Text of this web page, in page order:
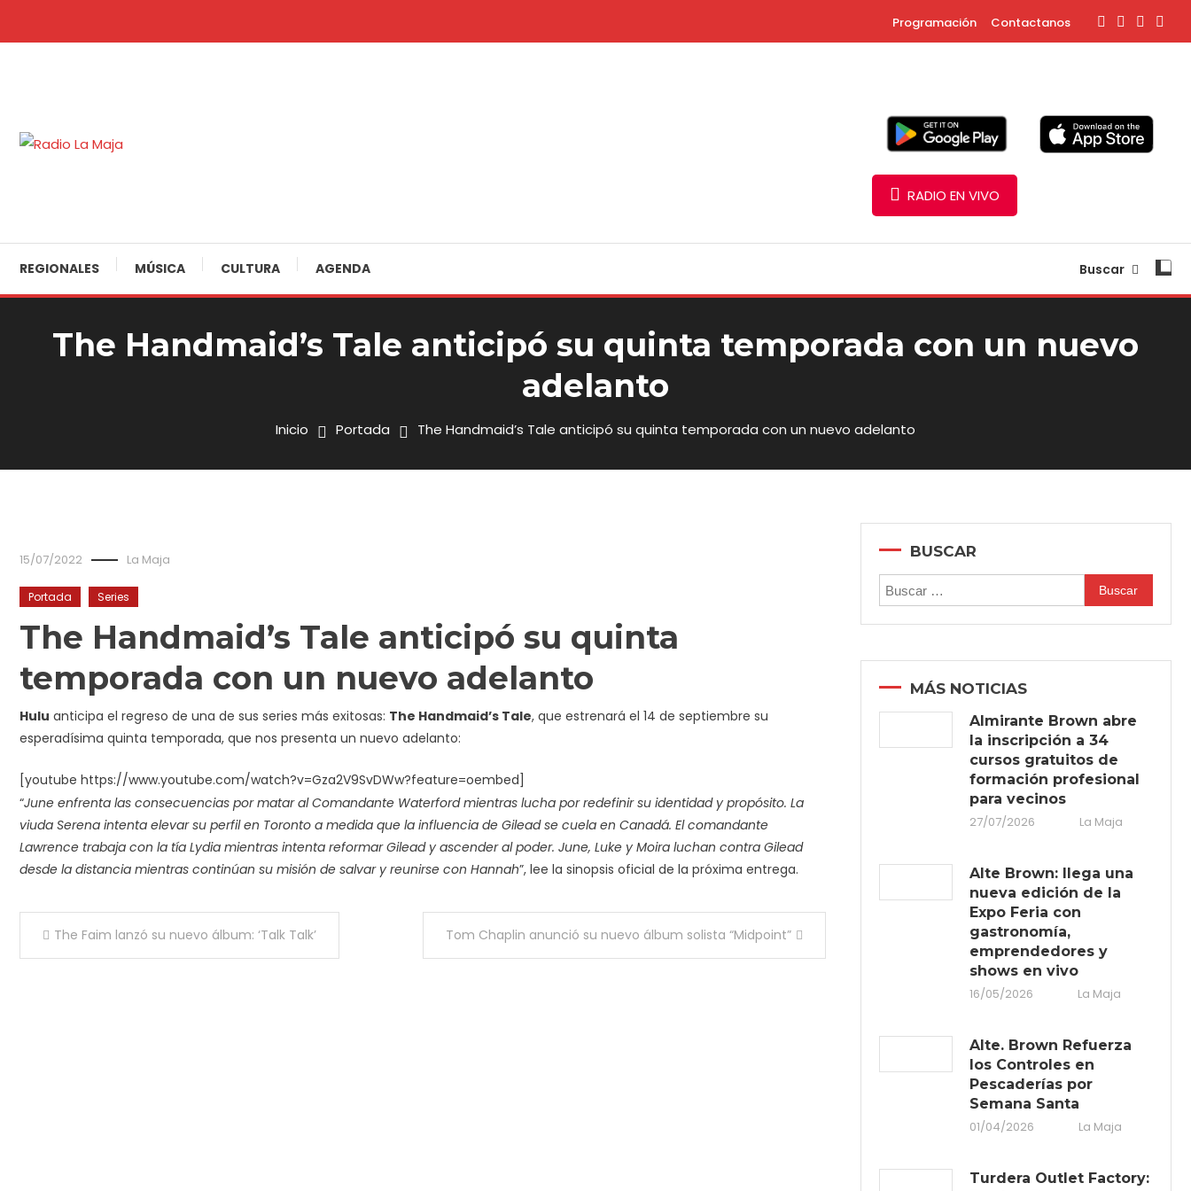
Programación Contactanos
RADIO EN VIVO
REGIONALES MÚSICA CULTURA AGENDA Buscar
The Handmaid’s Tale anticipó su quinta temporada con un nuevo
adelanto
Inicio Portada The Handmaid’s Tale anticipó su quinta temporada con un nuevo adelanto
15/07/2022 La Maja
Portada Series
The Handmaid’s Tale anticipó su quinta
temporada con un nuevo adelanto
Hulu anticipa el regreso de una de sus series más exitosas: The Handmaid’s Tale, que estrenará el 14 de septiembre su
esperadísima quinta temporada, que nos presenta un nuevo adelanto:
[youtube https://www.youtube.com/watch?v=Gza2V9SvDWw?feature=oembed]
“June enfrenta las consecuencias por matar al Comandante Waterford mientras lucha por redefinir su identidad y propósito. La
viuda Serena intenta elevar su perfil en Toronto a medida que la influencia de Gilead se cuela en Canadá. El comandante
Lawrence trabaja con la tía Lydia mientras intenta reformar Gilead y ascender al poder. June, Luke y Moira luchan contra Gilead
desde la distancia mientras continúan su misión de salvar y reunirse con Hannah”, lee la sinopsis oficial de la próxima entrega.
Navegación
de
The Faim lanzó su nuevo álbum: ‘Talk Talk’ Tom Chaplin anunció su nuevo álbum solista “Midpoint”
BUSCAR
Buscar:
MÁS NOTICIAS
Almirante Brown abre
la inscripción a 34
cursos gratuitos de
formación profesional
para vecinos
27/07/2026
La Maja
Alte Brown: llega una
nueva edición de la
Expo Feria con
gastronomía,
emprendedores y
shows en vivo
16/05/2026
La Maja
Alte. Brown Refuerza
los Controles en
Pescaderías por
Semana Santa
01/04/2026
La Maja
Turdera Outlet Factory: